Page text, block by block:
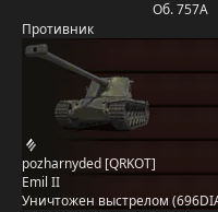
Об. 757А
Противник
pozharnyded [QRKOT]
Emil II
Уничтожен выстрелом